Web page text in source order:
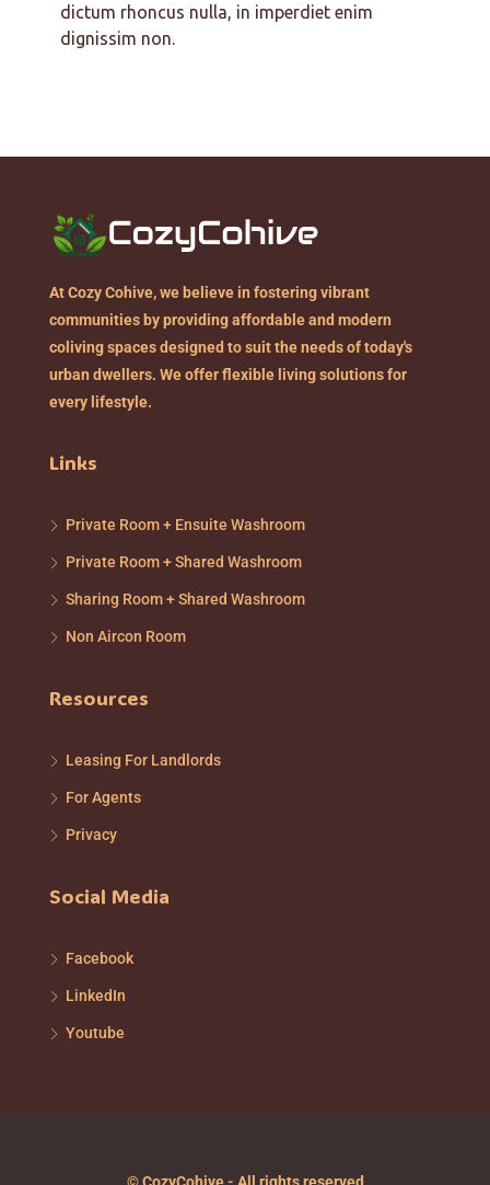
dictum rhoncus nulla, in imperdiet enim
dignissim non.
At Cozy Cohive, we believe in fostering vibrant
communities by providing affordable and modern
coliving spaces designed to suit the needs of today's
urban dwellers. We offer flexible living solutions for
every lifestyle.
Links
Private Room + Ensuite Washroom
Private Room + Shared Washroom
Sharing Room + Shared Washroom
Non Aircon Room
Resources
Leasing For Landlords
For Agents
Privacy
Social Media
Facebook
LinkedIn
Youtube